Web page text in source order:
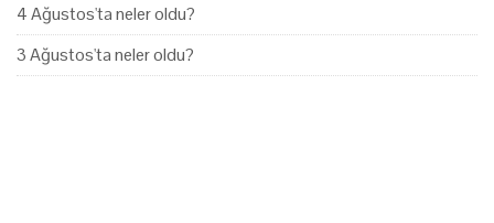
4 Ağustos'ta neler oldu?
3 Ağustos'ta neler oldu?